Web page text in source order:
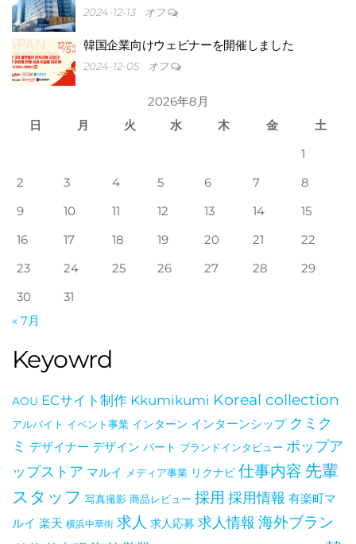
ーダー[
てい
2024-12-13 オフ
韓国企業向けウェビナーを開催しました
2024-12-05 オフ
2026年8月
日
月 火 水 木 金
土
1
2
3 4 5 6 7
8
9
10 11 12 13 14
15
16
17 18 19 20 21
22
23
24 25 26 27 28
29
30
31
« 7月
Keyowrd
AOU ECサイト制作 Kkumikumi Koreal collection
アルバイト イベント事業 インターン インターンシップ クミク
ミ
デザイナー デザイン パート ブランドインタビュー ポップア
ップストア マルイ メディア事業 リクナビ 仕事内容 先輩
スタッフ 写真撮影 商品レビュー 採用 採用情報 有楽町マ
ルイ 楽天 横浜中華街 求人 求人応募 求人情報 海外ブラン